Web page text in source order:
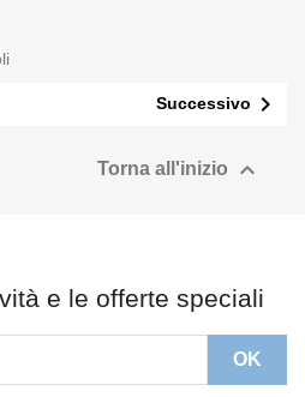
Successivo 
Torna all'inizio 
e le offerte speciali